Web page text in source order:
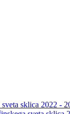
sklica 2022 -